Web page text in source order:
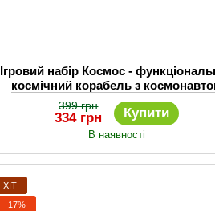
Ігровий набір Космос -
космічний корабель з
399 грн
334 грн Купити
В наявності
ХІТ
−17%